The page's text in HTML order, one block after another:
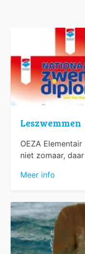
Leszwemmen
OEZA
niet zomaar, daar
Meer info